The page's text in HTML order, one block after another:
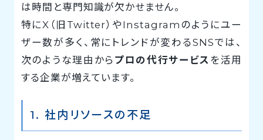
は時間と専門知識が欠かせません。
特にX（旧Twitter）やInstagramのようにユー
ザー数が多く、常にトレンドが変わるSNSでは、
次のような理由から プロの代行サービス を活用
する企業が増えています。
1. 社内リソースの不足